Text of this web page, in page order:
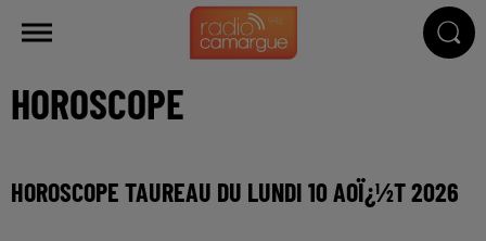
HOROSCOPE
HOROSCOPE TAUREAU DU LUNDI 10 AOÏ¿½T 2026